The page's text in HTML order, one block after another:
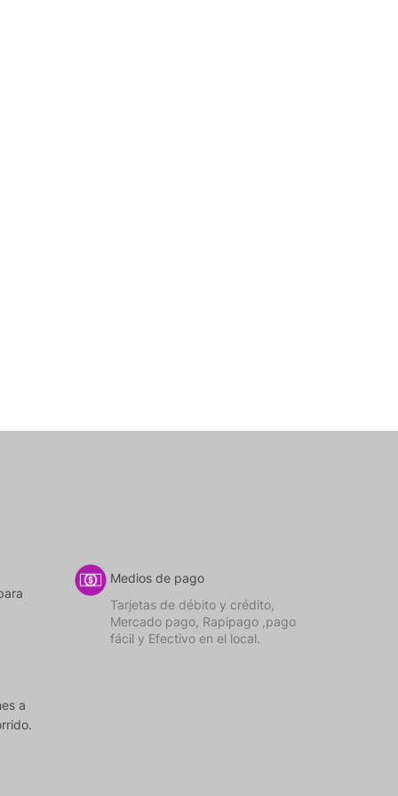
a
Medios de pago
Tarjetas de débito y crédito,
Mercado pago, Rapipago ,pago
fácil y Efectivo en el local.